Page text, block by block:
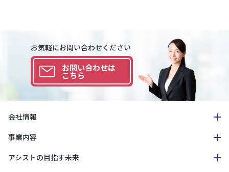
お気軽にお問い合わせください
お問い合わせは
こちら
会社情報
事業内容
アシストの目指す未来